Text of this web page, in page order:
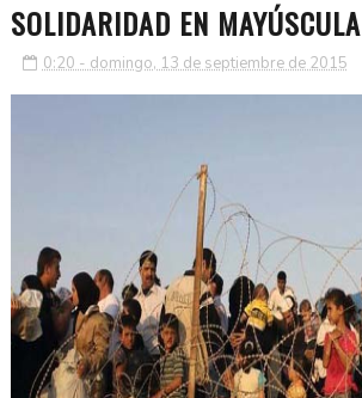
SOLIDARIDAD EN MAYÚSCULA
0:20 - domingo, 13 de septiembre de 2015